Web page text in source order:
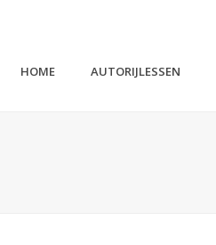
HOME AUTORIJLESSEN